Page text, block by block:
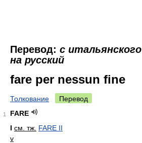
Перевод: с итальянского
на русский
fare per nessun fine
Толкование Перевод
1
FARE
I см. тж. FARE II
v